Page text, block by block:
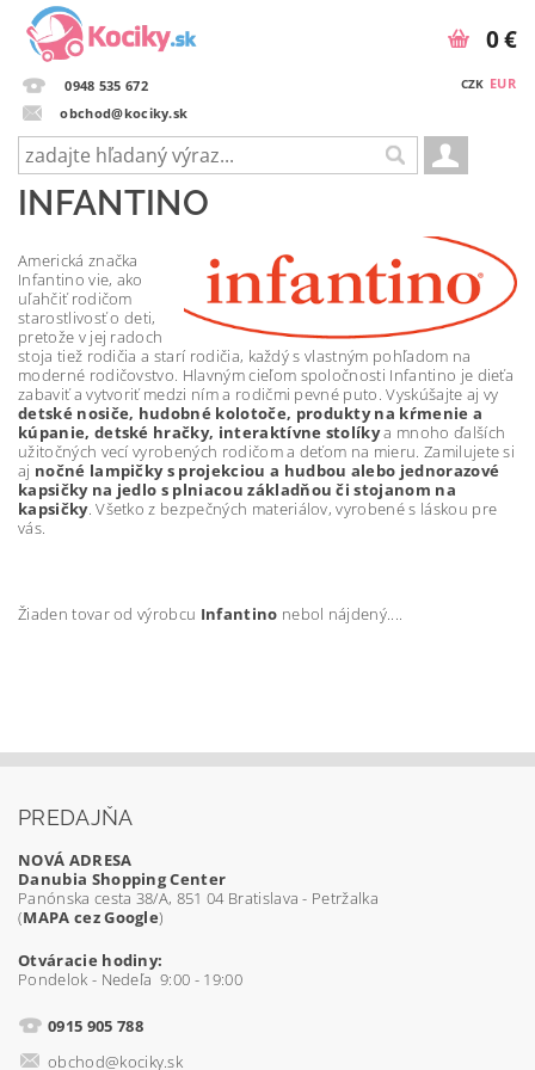
0948 535 672
obchod@kociky.sk
CZK EUR
0 €
INFANTINO
Americká značka
Infantino vie, ako
uľahčiť rodičom
starostlivosť o deti,
pretože v jej radoch
stoja tiež rodičia a starí rodičia, každý s vlastným pohľadom na
moderné rodičovstvo. Hlavným cieľom spoločnosti Infantino je dieťa
zabaviť a vytvoriť medzi ním a rodičmi pevné puto. Vyskúšajte aj vy
detské nosiče, hudobné kolotoče, produkty na kŕmenie a
kúpanie, detské hračky, interaktívne stolíkya mnoho ďalších
užitočných vecí vyrobených rodičom a deťom na mieru. Zamilujete si
aj nočné lampičky s projekciou a hudbou alebo jednorazové
kapsičky na jedlo s plniacou základňou či stojanom na
kapsičky. Všetko z bezpečných materiálov, vyrobené s láskou pre
vás.
Žiaden tovar od výrobcu Infantino nebol nájdený....
PREDAJŇA
NOVÁ ADRESA
Danubia Shopping Center
Panónska cesta 38/A, 851 04 Bratislava - Petržalka
(MAPA cez Google)
Otváracie hodiny:
Pondelok - Nedeľa 9:00 - 19:00
0915 905 788
obchod@kociky.sk